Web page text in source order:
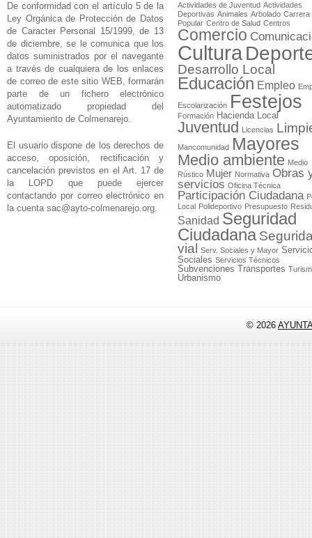
De conformidad con el artículo 5 de la
Ley Orgánica de Protección de Datos
de Caracter Personal 15/1999, de 13
de diciembre, se le comunica que los
datos suministrados por el navegante
a través de cualquiera de los enlaces
de correo de este sitio WEB, formarán
parte de un fichero electrónico
automatizado propiedad del
Ayuntamiento de Colmenarejo.
El usuario dispone de los derechos de
acceso, oposición, rectificación y
cancelación previstos en el Art. 17 de
la LOPD que puede ejercer
contactando por correo electrónico en
la cuenta sac@ayto-colmenarejo.org.
Actividades de Juventud Actividades
Deportivas Animales Arbolado Carrera
Popular Centro de Salud Centros
Comercio
Cultura
Desarrollo Local
Educación Empleo
Escolarización Festejos
Formación Hacienda Local
Juventud Licencias
Mancomunidad Mayores
Medio ambiente Medio
Rústico Mujer Normativa Obras
servicios Oficina Técnica
Participación Ciudadana
Local Polideportivo Presupuesto
Sanidad Seguridad
Ciudadana
vial
Serv. Sociales y Mayor
Sociales Servicios Técnicos
Subvenciones Transportes
Urbanismo
© 2026